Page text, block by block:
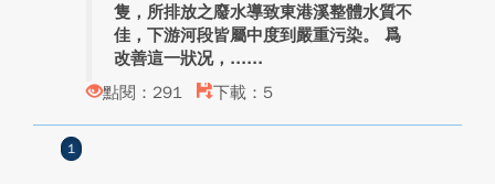
隻，所排放之廢水導致東港溪整體水質不
佳，下游河段皆屬中度到嚴重污染。 爲
改善這一狀况，...
點閱：291
下載：5
1